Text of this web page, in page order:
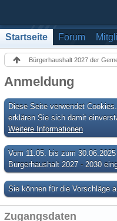
Startseite Forum
Bürgerhaushalt 2027 der
Anmeldung
Diese Seite verwendet
erklären Sie sich damit
Weitere Informationen
Vom 11.05. bis zum
Bürgerhaushalt 2027 - 2030
Sie können für die Vorschläge
Zugangsdaten